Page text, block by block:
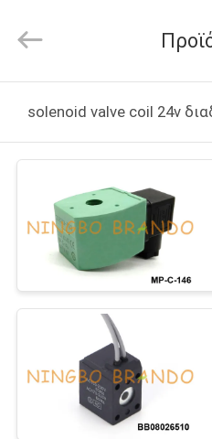
ΠΡΟΪΌΝΤΑ
ΣΧΕΤΙΚΆ
ΕΜΆΣ
ΕΠΙΣΚΈΨΕΙΣ
ΣΤΟ
ΕΡΓΟΣΤΆΣΙΟ
Reserved.
solenoid valve coil 24v